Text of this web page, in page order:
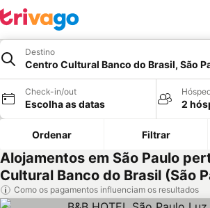
Destino
Centro Cultural Banco do Brasil, São
Check-in/out
Escolha as datas 2
Ordenar Filtrar
Alojamentos em São Paulo
Cultural Banco do Brasil (São
Como os pagamentos influenciam os resultados